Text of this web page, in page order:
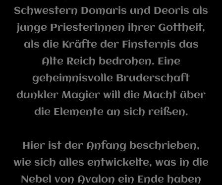
Schwestern Domaris und Deoris als
junge Priesterinnen ihrer Gottheit,
als die Kräfte der Finsternis das
Alte Reich bedrohen. Eine
geheimnisvolle Bruderschaft
dunkler Magier will die Macht über
die Elemente an sich reißen.
Hier ist der Anfang beschrieben,
wie sich alles entwickelte, was in die
Nebel von Avalon ein Ende haben